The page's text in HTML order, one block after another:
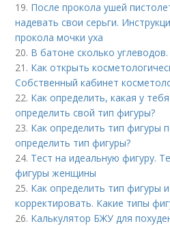
19. После прокола ушей
надевать свои серьги.
прокола мочки уха
20. В батоне сколько
21. Как открыть
Собственный кабинет
22. Как определить, какая у
определить свой тип фигуры?
23. Как определить тип фигуры
определить тип фигуры?
24. Тест на идеальную фигуру.
фигуры женщины
25. Как определить тип фигуры
корректировать. Какие типы
26. Калькулятор БЖУ для